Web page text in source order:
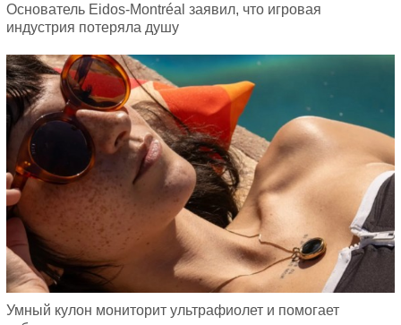
Основатель Eidos-Montréal заявил, что игровая
индустрия потеряла душу
Умный кулон мониторит ультрафиолет и помогает